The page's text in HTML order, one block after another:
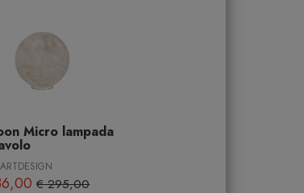
Micro lampada
€ 295,00